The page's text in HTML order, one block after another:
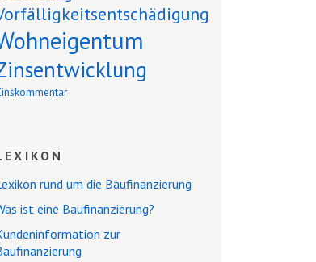
rund um die Baufinanzierung
ist eine Baufinanzierung?
zur